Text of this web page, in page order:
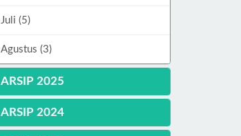
Juli (5)
Agustus (3)
ARSIP 2025
ARSIP 2024